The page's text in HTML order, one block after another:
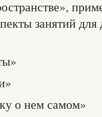
занятий
о нем самом»